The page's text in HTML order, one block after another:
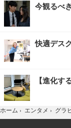
今観るべ
快適デス
【進化す
ホーム › エンタメ › グラ